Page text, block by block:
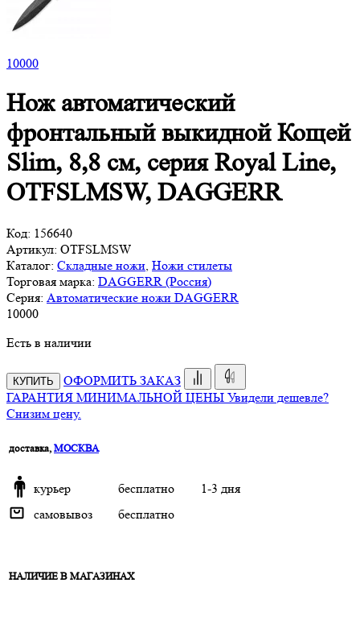
10000
Нож автоматический
фронтальный выкидной Кощей
Slim, 8,8 см, серия Royal Line,
OTFSLMSW, DAGGERR
Код: 156640
Артикул: OTFSLMSW
Каталог: Складные ножи Ножи стилеты
Торговая марка: DAGGERR (Россия)
Серия: Автоматические ножи DAGGERR
10000
Есть в наличии
КУПИТЬ
ОФОРМИТЬ ЗАКАЗ
ГАРАНТИЯ МИНИМАЛЬНОЙ ЦЕНЫ Увидели дешевле?
Снизим цену.
доставка, МОСКВА
курьер бесплатно
1-3 дня
самовывоз
бесплатно
НАЛИЧИЕ В МАГАЗИНАХ